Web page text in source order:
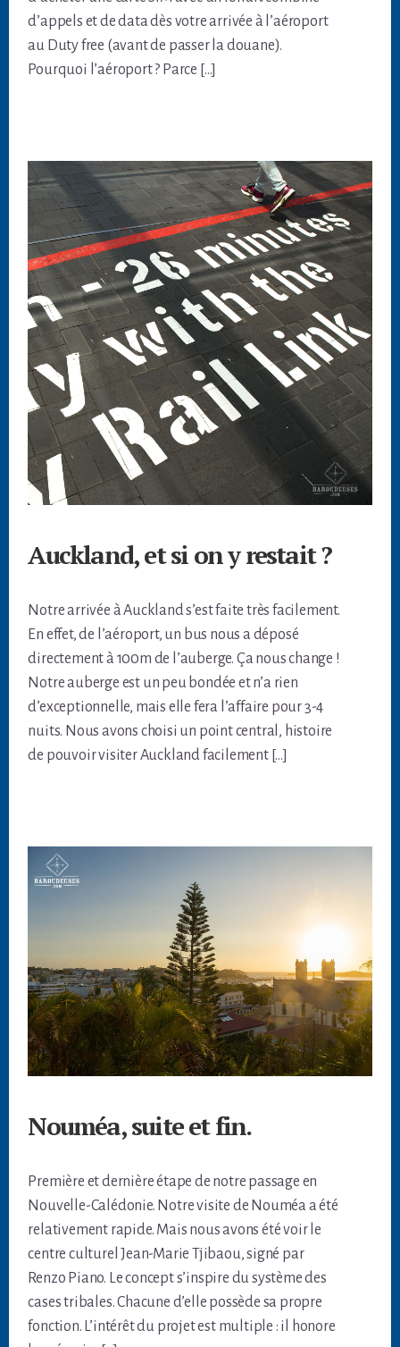
d’appels et de data dès votre arrivée à l’aéroport
au Duty free (avant de passer la douane).
Pourquoi l’aéroport ? Parce […]
Auckland, et si on y restait ?
Notre arrivée à Auckland s’est faite très facilement.
En effet, de l’aéroport, un bus nous a déposé
directement à 100m de l’auberge. Ça nous change !
Notre auberge est un peu bondée et n’a rien
d’exceptionnelle, mais elle fera l’affaire pour 3-4
nuits. Nous avons choisi un point central, histoire
de pouvoir visiter Auckland facilement […]
Nouméa, suite et fin.
Première et dernière étape de notre passage en
Nouvelle-Calédonie. Notre visite de Nouméa a été
relativement rapide. Mais nous avons été voir le
centre culturel Jean-Marie Tjibaou, signé par
Renzo Piano. Le concept s’inspire du système des
cases tribales. Chacune d’elle possède sa propre
fonction. L’intérêt du projet est multiple : il honore